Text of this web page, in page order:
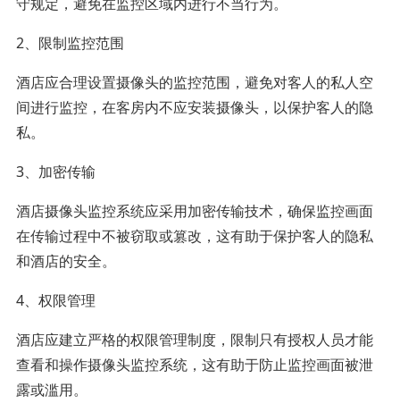
2、限制监控范围
酒店应合理设置摄像头的监控范围，避免对客人的私人空
间进行监控，在客房内不应安装摄像头，以保护客人的隐
私。
3、加密传输
酒店摄像头监控系统应采用加密传输技术，确保监控画面
在传输过程中不被窃取或篡改，这有助于保护客人的隐私
和酒店的安全。
4、权限管理
酒店应建立严格的权限管理制度，限制只有授权人员才能
查看和操作摄像头监控系统，这有助于防止监控画面被泄
露或滥用。